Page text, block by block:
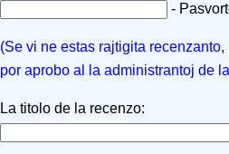
-
(Se vi ne estas rajtigita
por aprobo al la administrantoj de
La titolo de la recenzo: